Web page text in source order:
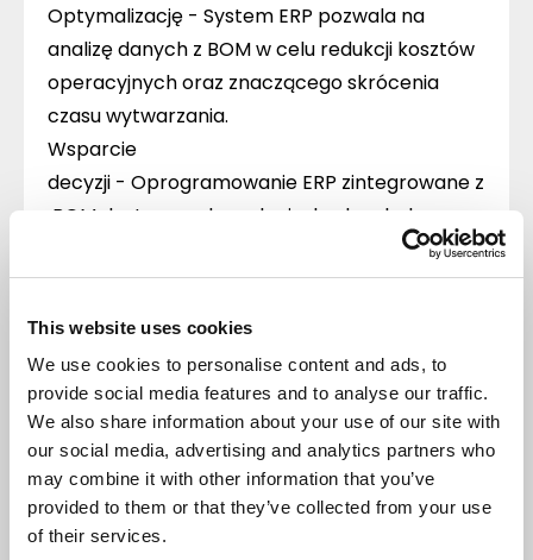
This website uses cookies
We use cookies to personalise content and ads, to
provide social media features and to analyse our traffic.
We also share information about your use of our site with
our social media, advertising and analytics partners who
may combine it with other information that you’ve
provided to them or that they’ve collected from your use
of their services.
Optymalizację - System ERP pozwala na
analizę danych z BOM w celu redukcji kosztów
operacyjnych oraz znaczącego skrócenia
czasu wytwarzania.
Wsparcie
decyzji - Oprogramowanie ERP zintegrowane z
BOM dostarcza danych niezbędnych do
podejmowania strategicznych decyzji, np. w
zakresie inwestycji czy rozwoju produktów.
Zarządzanie
BOM w firmie
produkcyjnej
Wdrożenie rozwiązania to dopiero pierwszy
krok. Efektywne zarządzanie BOM w
produkcji wymaga: